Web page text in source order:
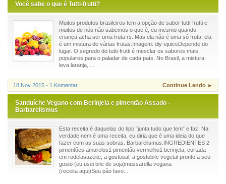
Você sabe o que é Tutti-frutti?
Muitos produtos brasileiros tem a opção de sabor tutti-frutti e
muitos de nós não sabemos o que é, eu mesmo quando
criança acha ser uma fruta rs. Mas ela não é uma só fruta, ela
é um mistura de várias frutas.Imagem: diy-ejuiceDepende do
lugar. O segredo do tutti-frutti é mesclar os sabores mais
populares para o paladar de cada país. No Brasil, a mistura
leva laranja, ...
18 Nov 2015 - 1 Komentar Continue Lendo ►
Sanduíche Vegano com Berinjela e pimentão Assado -
Barbarelismus
Esta receita é daquelas do tipo “junta tudo que tem” e faz. Na
verdade nem é uma receita, eu diria que é uma ideia do que
fazer com as suas sobras. Barbarelismus.INGREDIENTES 2
pimentões amarelos1 pimentão vermelho1 berinjela, cortada
em rodelasazeite, a gostosal, a gostobife vegetal pronto a seu
gosto (eu usei bife de soja)mussarella vegana
(receita aqui)Seu pão favo...